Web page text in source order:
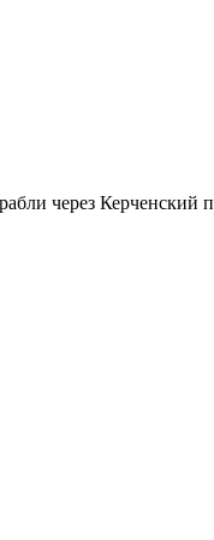
через Керченский